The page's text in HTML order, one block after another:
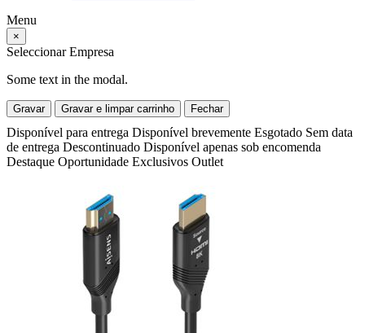
Menu
×
Seleccionar Empresa
Some text in the modal.
Gravar Gravar e limpar carrinho Fechar
Disponível para entrega Disponível brevemente Esgotado Sem data
de entrega Descontinuado Disponível apenas sob encomenda
Destaque Oportunidade Exclusivos Outlet